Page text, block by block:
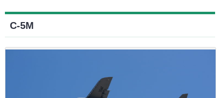
C-5M